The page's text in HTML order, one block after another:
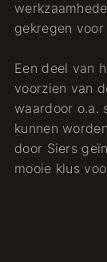
gekregen
Een deel van
voorzien van
waardoor o.a.
kunnen
door Siers
mooie klus